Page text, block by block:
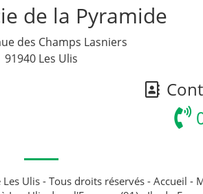
de la Pyramide
des Champs Lasniers
91940 Les Ulis
Ulis - Tous droits réservés - Accueil -